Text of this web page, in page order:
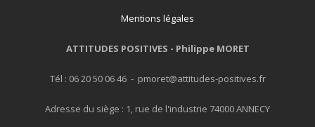
Mentions légales
ATTITUDES POSITIVES - Philippe MORET
Tél : 06 20 50 06 46 - pmoret@attitudes-positives.fr
Adresse du siège : 1, rue de l'industrie 74000 ANNECY